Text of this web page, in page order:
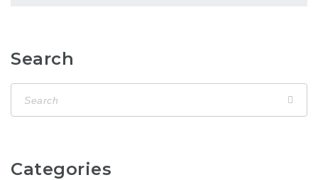
Search
Categories